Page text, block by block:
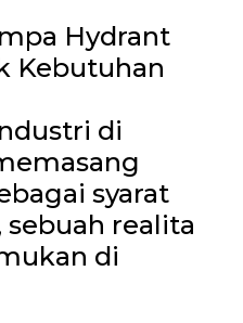
Hydrant
Kebutuhan
di
syarat
realita
di